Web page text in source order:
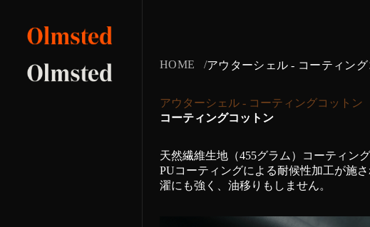
HOME アウターシェル - コーティン
アウターシェル - コーティングコットン
コーティングコットン
天然繊維生地（455グラム）コーティン
PUコーティングによる耐候性加工が施
濯にも強く、油移りもしません。